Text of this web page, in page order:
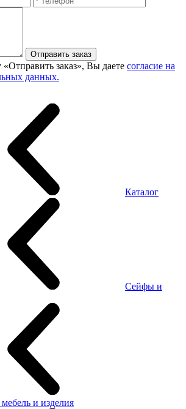
Отправить заказ
заказ», Вы даете согласие на
данных.
Каталог
Сейфы и
и изделия